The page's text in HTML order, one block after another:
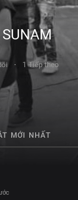
SUNAM
· 1 Tiếp theo
MỚI NHẤT